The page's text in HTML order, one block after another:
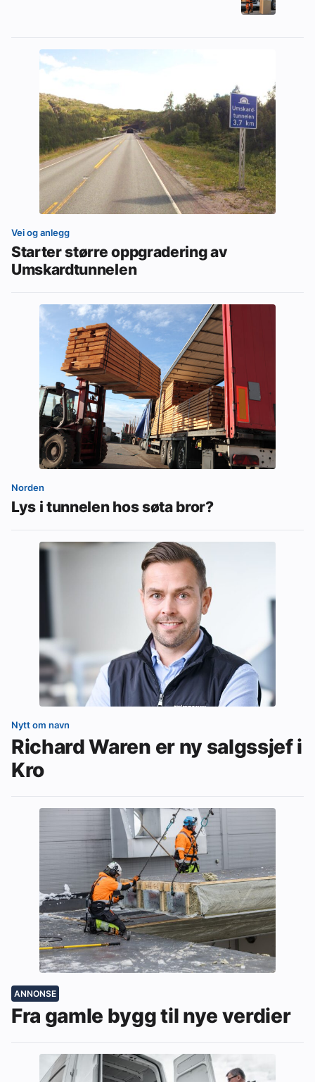
Vei og anlegg
Starter større oppgradering av
Umskardtunnelen
Norden
Lys i tunnelen hos søta bror?
Nytt om navn
Richard Waren er ny salgssjef i
Kro
ANNONSE
Fra gamle bygg til nye verdier